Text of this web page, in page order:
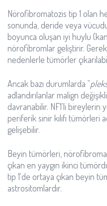
Nörofibromatozis tip 1 olan
sonunda, deride veya
boyunca oluşan iyi huylu
nörofibromlar geliştirir.
nedenlerle tümörler
Ancak bazı durumlarda “
adlandırılanlar malign
davranabilir. NF1'li bireylerin
periferik sinir kılıfı
gelişebilir.
Beyin tümörleri,
çıkan en yaygın ikinci
tip 1'de ortaya çıkan beyin
astrositomlardır.